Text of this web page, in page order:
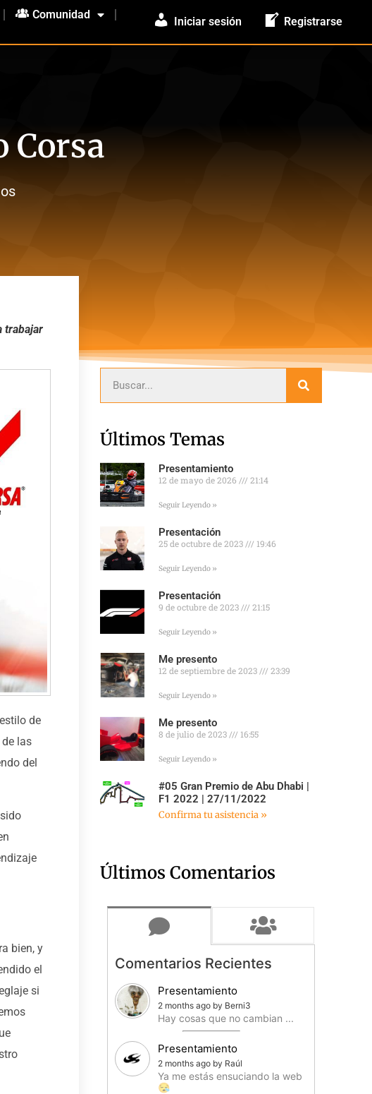
Comunidad
Iniciar sesión Registrarse
Corsa
trabajar
de
las
del
bien, y
el
si
Últimos Temas
Presentamiento
12 de mayo de 2026 21:14
Seguir Leyendo »
Presentación
25 de octubre de 2023 19:46
Seguir Leyendo »
Presentación
9 de octubre de 2023 21:15
Seguir Leyendo »
Me presento
12 de septiembre de 2023 23:39
Seguir Leyendo »
Me presento
8 de julio de 2023 16:55
Seguir Leyendo »
#05 Gran Premio de Abu Dhabi |
F1 2022 | 27/11/2022
Confirma tu asistencia »
Últimos Comentarios
Comentarios Recientes
Presentamiento
2 months ago by Berni3
Hay cosas que no cambian ...
Presentamiento
2 months ago by Raúl
Ya me estás ensuciando la web
😪